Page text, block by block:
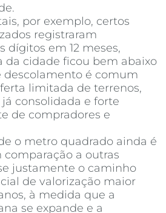
por exemplo, certos
registraram
dígitos em 12 meses,
da cidade ficou bem abaixo
descolamento é comum
limitada de terrenos,
consolidada e forte
de compradores e
o metro quadrado ainda é
comparação a outras
justamente o caminho
de valorização maior
à medida que a
se expande e a